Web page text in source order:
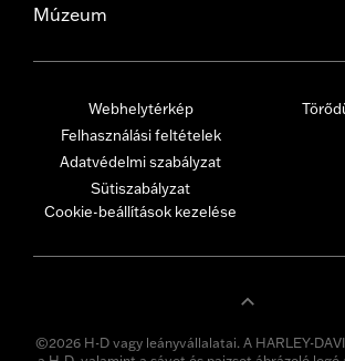
Múzeum
Webhelytérkép
Felhasználási feltételek
Adatvédelmi szabályzat
Sütiszabályzat
Cookie-beállítások kezelése
©2026 H-D vagy leányvállalatai. A HARLEY-